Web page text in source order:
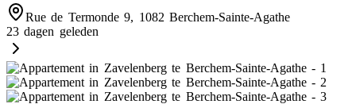
Rue de Termonde 9, 1082 Berchem-Sainte-Agathe
23 dagen geleden